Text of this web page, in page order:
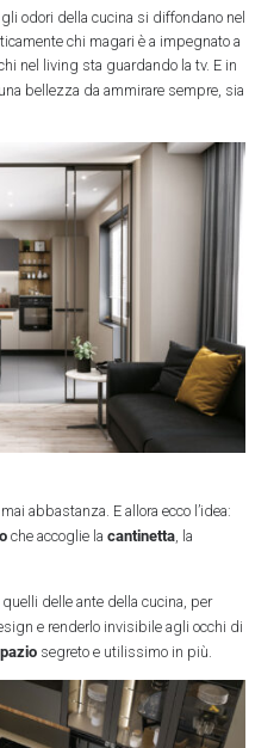
odori della cucina si diffondano nel
chi magari è a impegnato a
nel living sta guardando la tv. E in
bellezza da ammirare sempre, sia
abbastanza. E allora ecco l’idea:
che accoglie la cantinetta, la
delle ante della cucina, per
e renderlo invisibile agli occhi di
segreto e utilissimo in più.